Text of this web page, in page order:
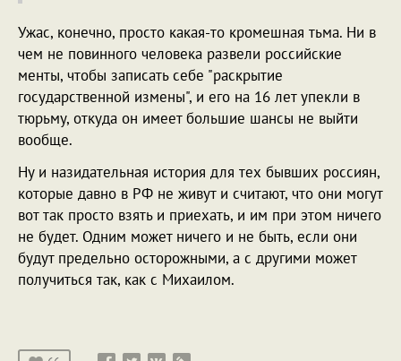
Ужас, конечно, просто какая-то кромешная тьма. Ни в
чем не повинного человека развели российские
менты, чтобы записать себе "раскрытие
государственной измены", и его на 16 лет упекли в
тюрьму, откуда он имеет большие шансы не выйти
вообще.
Ну и назидательная история для тех бывших россиян,
которые давно в РФ не живут и считают, что они могут
вот так просто взять и приехать, и им при этом ничего
не будет. Одним может ничего и не быть, если они
будут предельно осторожными, а с другими может
получиться так, как с Михаилом.